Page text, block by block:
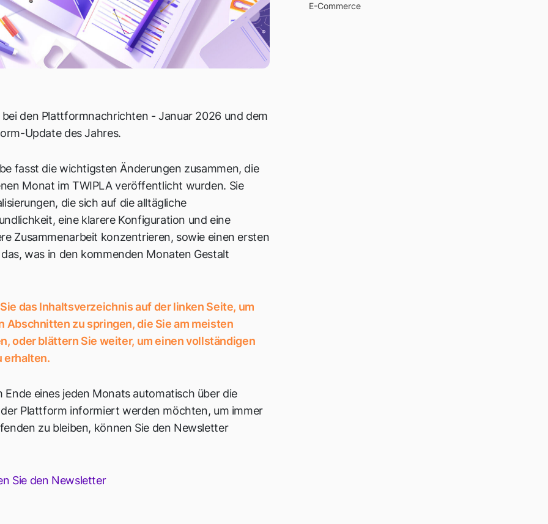
den Plattformnachrichten - Januar 2026 und dem
Update des Jahres.
fasst die wichtigsten Änderungen zusammen, die
Monat im TWIPLA veröffentlicht wurden. Sie
die sich auf die alltägliche
eine klarere Konfiguration und eine
Zusammenarbeit konzentrieren, sowie einen ersten
was in den kommenden Monaten Gestalt
das Inhaltsverzeichnis auf der linken Seite, um
Abschnitten zu springen, die Sie am meisten
oder blättern Sie weiter, um einen vollständigen
erhalten.
Ende eines jeden Monats automatisch über die
Plattform informiert werden möchten, um immer
zu bleiben, können Sie den Newsletter
Sie den Newsletter
E-Commerce